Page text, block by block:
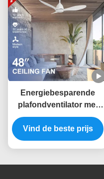
Energiebesparende
plafondventilator met
afstandsbediening met
3 plastic lemmen in witte
decoratieve vormgeving
Vind de beste prijs